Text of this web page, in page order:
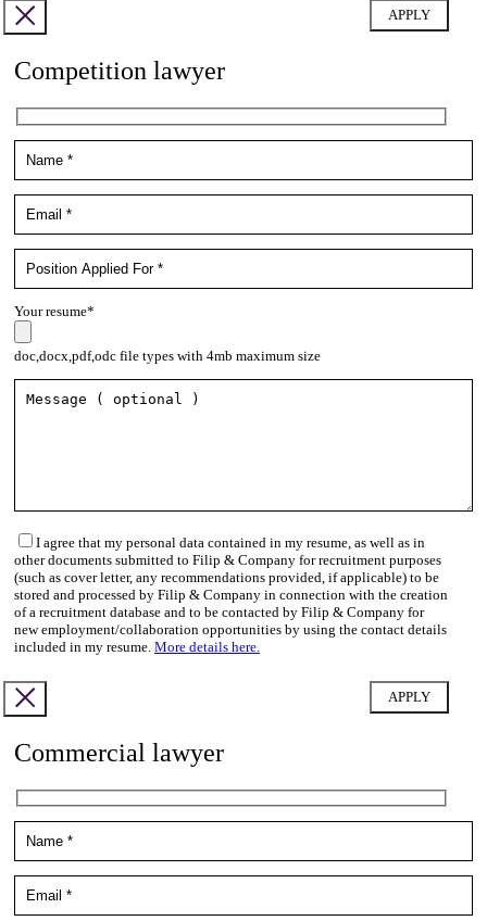
Competition lawyer
Your resume*
doc,docx,pdf,odc file types with 4mb maximum size
I agree that my personal data contained in my resume, as well as in
other documents submitted to Filip & Company for recruitment purposes
(such as cover letter, any recommendations provided, if applicable) to be
stored and processed by Filip & Company in connection with the creation
of a recruitment database and to be contacted by Filip & Company for
new employment/collaboration opportunities by using the contact details
included in my resume. More details here.
Commercial lawyer